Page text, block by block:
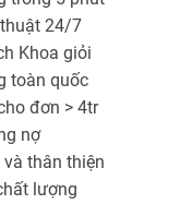
24/7
Khoa giỏi
toàn quốc
đơn > 4tr
nợ
thân thiện
lượng